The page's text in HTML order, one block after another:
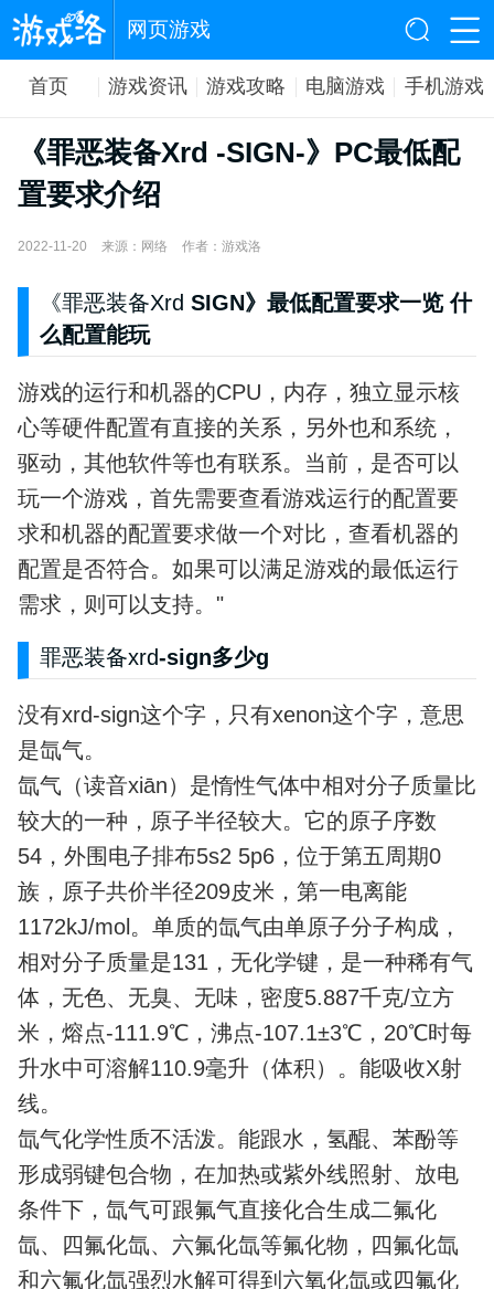
网页游戏
首页 游戏资讯 游戏攻略 电脑游戏 手机游戏
《罪恶装备Xrd -SIGN-》PC最低配
置要求介绍
2022-11-20 来源：网络 作者：游戏洛
《罪恶装备Xrd SIGN》最低配置要求一览 什
么配置能玩
游戏的运行和机器的CPU，内存，独立显示核
心等硬件配置有直接的关系，另外也和系统，
驱动，其他软件等也有联系。当前，是否可以
玩一个游戏，首先需要查看游戏运行的配置要
求和机器的配置要求做一个对比，查看机器的
配置是否符合。如果可以满足游戏的最低运行
需求，则可以支持。"
罪恶装备xrd-sign多少g
没有xrd-sign这个字，只有xenon这个字，意思
是氙气。
氙气（读音xiān）是惰性气体中相对分子质量比
较大的一种，原子半径较大。它的原子序数
54，外围电子排布5s2 5p6，位于第五周期0
族，原子共价半径209皮米，第一电离能
1172kJ/mol。单质的氙气由单原子分子构成，
相对分子质量是131，无化学键，是一种稀有气
体，无色、无臭、无味，密度5.887千克/立方
米，熔点-111.9℃，沸点-107.1±3℃，20℃时每
升水中可溶解110.9毫升（体积）。能吸收X射
线。
氙气化学性质不活泼。能跟水，氢醌、苯酚等
形成弱键包合物，在加热或紫外线照射、放电
条件下，氙气可跟氟气直接化合生成二氟化
氙、四氟化氙、六氟化氙等氟化物，四氟化氙
和六氟化氙强烈水解可得到六氧化氙或四氟化